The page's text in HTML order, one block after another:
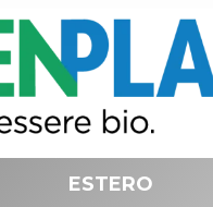
ESTERO